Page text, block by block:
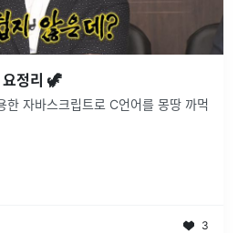
정리 🦖
한 자바스크립트로 C언어를 몽땅 까먹
3